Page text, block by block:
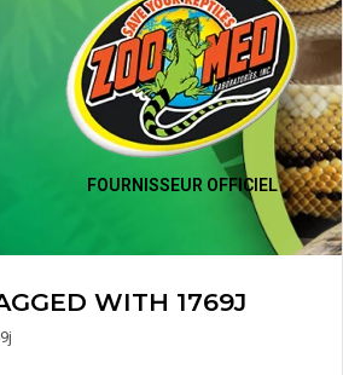
FOURNISSEUR OFFICIEL
WITH 1769J